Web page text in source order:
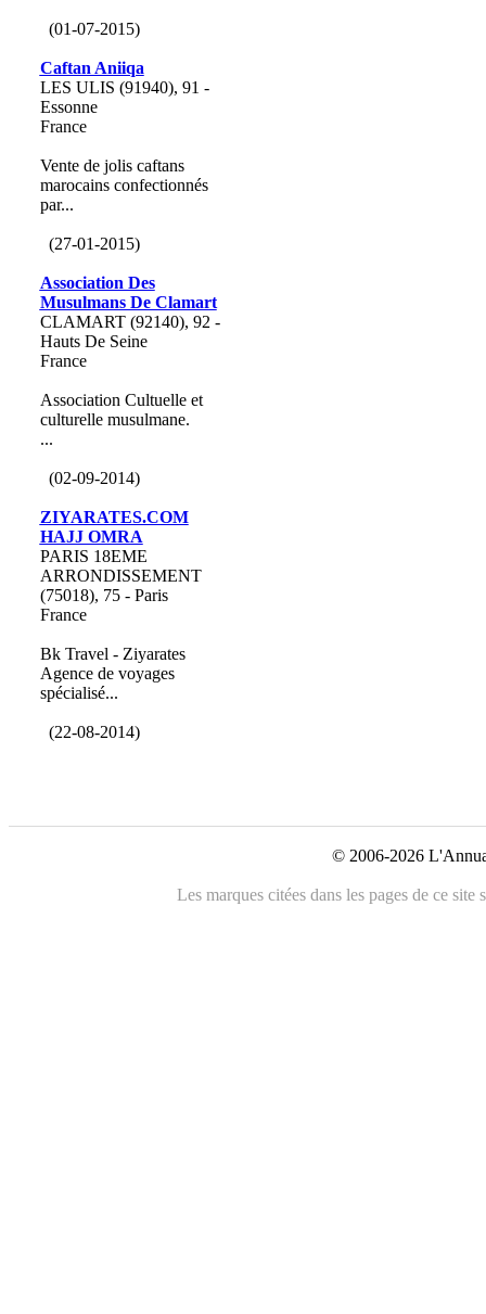
(01-07-2015)
Caftan Aniiqa
LES ULIS (91940), 91 -
Essonne
France
Vente de jolis caftans
marocains confectionnés
par...
(27-01-2015)
Association Des
Musulmans De Clamart
CLAMART (92140), 92 -
Hauts De Seine
France
Association Cultuelle et
culturelle musulmane.
...
(02-09-2014)
ZIYARATES.COM
HAJJ OMRA
PARIS 18EME
ARRONDISSEMENT
(75018), 75 - Paris
France
Bk Travel - Ziyarates
Agence de voyages
spécialisé...
(22-08-2014)
© 2006-2026
Les marques citées dans les pages de ce